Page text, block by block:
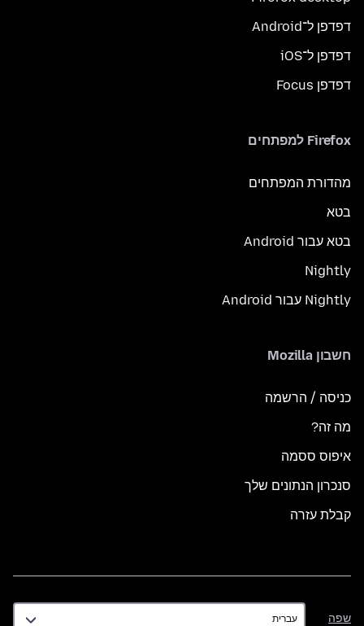
דפדפן ל־Android
דפדפן ל־iOS
דפדפן Focus
Firefox למפתחים
מהדורת המפתחים
בטא
בטא עבור Android
Nightly
Nightly עבור Android
חשבון Mozilla
כניסה / הרשמה
מה זה?
איפוס ססמה
סנכרון הנתונים שלך
קבלת עזרה
שפה
שפה